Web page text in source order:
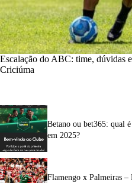
Escalação do ABC: time, dúvidas
Criciúma
Betano ou bet365: qual
em 2025?
Flamengo x Palmeiras –